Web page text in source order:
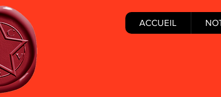
ACCUEIL